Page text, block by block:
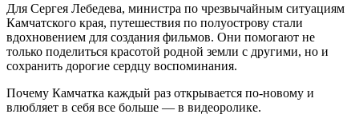
Для Сергея Лебедева, министра по чрезвычайным ситуациям
Камчатского края, путешествия по полуострову стали
вдохновением для создания фильмов. Они помогают не
только поделиться красотой родной земли с другими, но и
сохранить дорогие сердцу воспоминания.
Почему Камчатка каждый раз открывается по-новому и
влюбляет в себя все больше — в видеоролике.